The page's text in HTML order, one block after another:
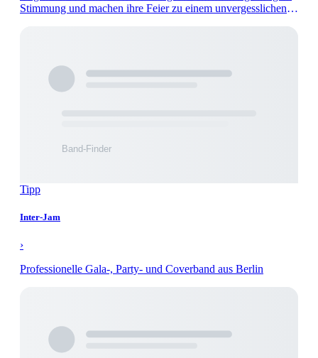
Stimmung und machen ihre Feier zu einem unvergesslichen
Tipp
Inter-Jam
›
Professionelle Gala-, Party- und Coverband aus Berlin